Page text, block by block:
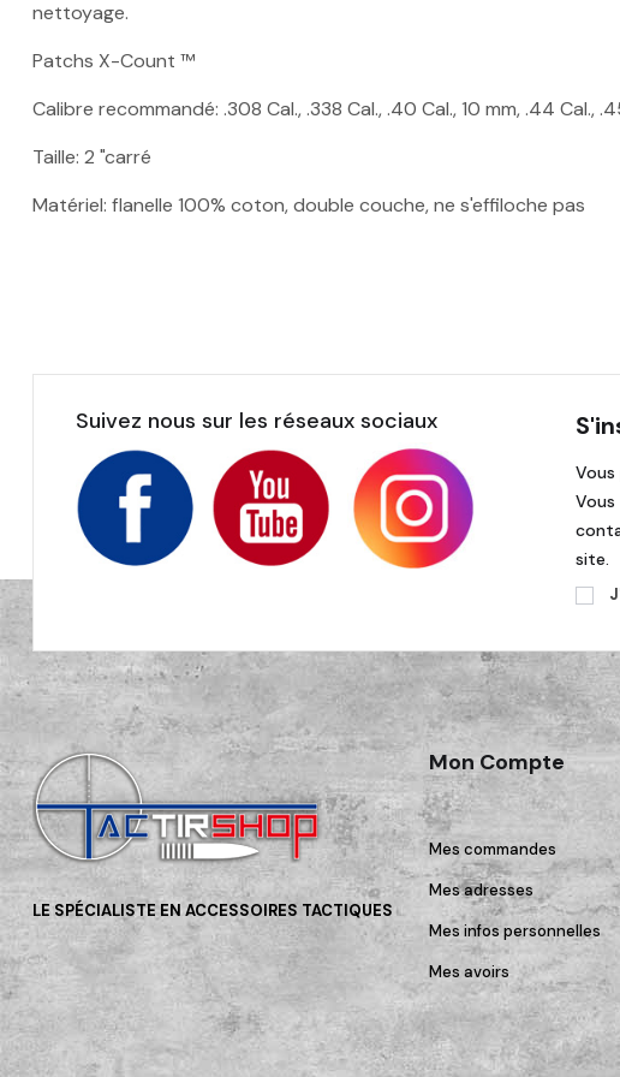
nettoyage.
Patchs X-Count ™
Calibre recommandé: .308 Cal., .338 Cal., .40 Cal., 10 mm, .44 Cal.,
Taille: 2 "carré
Matériel: flanelle 100% coton, double couche, ne s'effiloche pas
Suivez nous sur les réseaux sociaux
site.
LE SPÉCIALISTE EN ACCESSOIRES TACTIQUES
Mon Compte
Mes commandes
Mes adresses
Mes infos personnelles
Mes avoirs